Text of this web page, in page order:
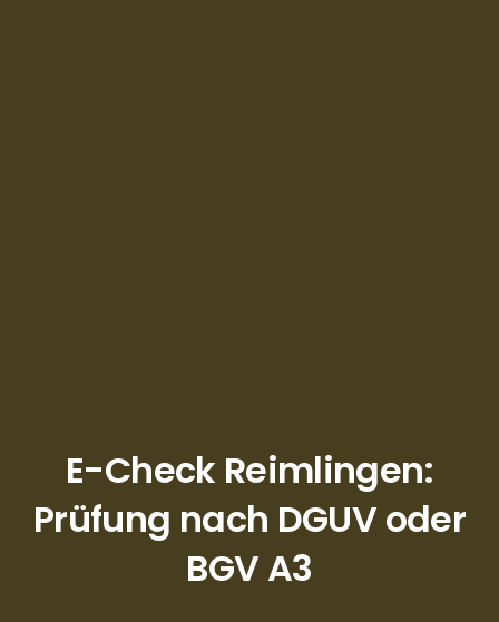
E-Check Reimlingen:
Prüfung nach DGUV oder
BGV A3